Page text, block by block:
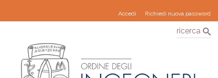
Accedi Richiedi nuova password
ricerca